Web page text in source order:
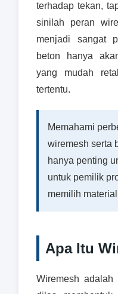
terhadap tekan,
sinilah peran
menjadi sangat
beton hanya
yang mudah
tertentu.
Memahami
wiremesh serta
hanya penting
untuk pemilik
memilih
Apa Itu
Wiremesh